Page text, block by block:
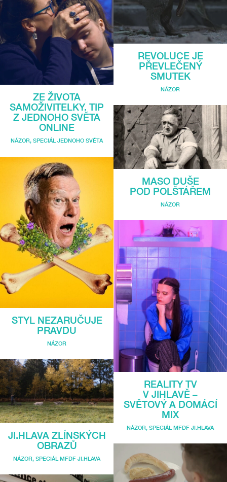
ZE ŽIVOTA
SAMOŽIVITELKY. TIP
Z JEDNOHO SVĚTA
ONLINE
NÁZOR, SPECIÁL JEDNOHO SVĚTA
STYL NEZARUČUJE
PRAVDU
NÁZOR
JI.HLAVA ZLÍNSKÝCH
OBRAZŮ
NÁZOR, SPECIÁL MFDF JI.HLAVA
REVOLUCE JE
PŘEVLEČENÝ
SMUTEK
NÁZOR
MASO DUŠE
POD POLŠTÁŘEM
NÁZOR
REALITY TV
V JIHLAVĚ –
SVĚTOVÝ A DOMÁCÍ
MIX
NÁZOR, SPECIÁL MFDF JI.HLAVA